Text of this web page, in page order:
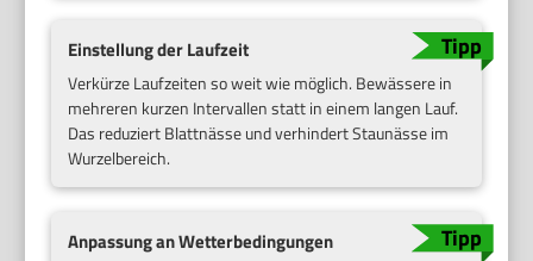
Einstellung der Laufzeit
Verkürze Laufzeiten so weit wie möglich. Bewässere in
mehreren kurzen Intervallen statt in einem langen Lauf.
Das reduziert Blattnässe und verhindert Staunässe im
Wurzelbereich.
Anpassung an Wetterbedingungen